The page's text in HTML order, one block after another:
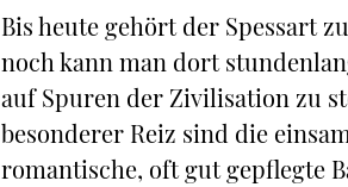
Bis heute gehört der Spessart
noch kann man dort
auf Spuren der Zivilisation zu
besonderer Reiz sind die
romantische, oft gut gepflegte